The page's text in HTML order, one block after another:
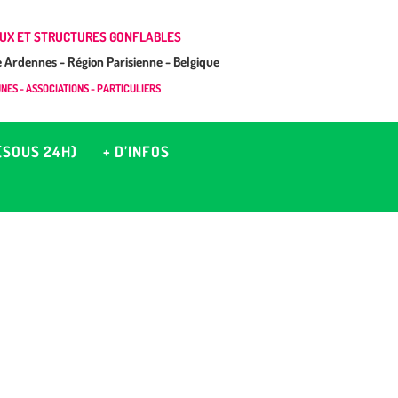
ET STRUCTURES GONFLABLES
- Région Parisienne - Belgique
- ASSOCIATIONS - PARTICULIERS
24H)
+ D’INFOS